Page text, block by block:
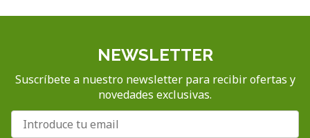
NEWSLETTER
Suscríbete a nuestro newsletter para recibir ofertas y
novedades exclusivas.